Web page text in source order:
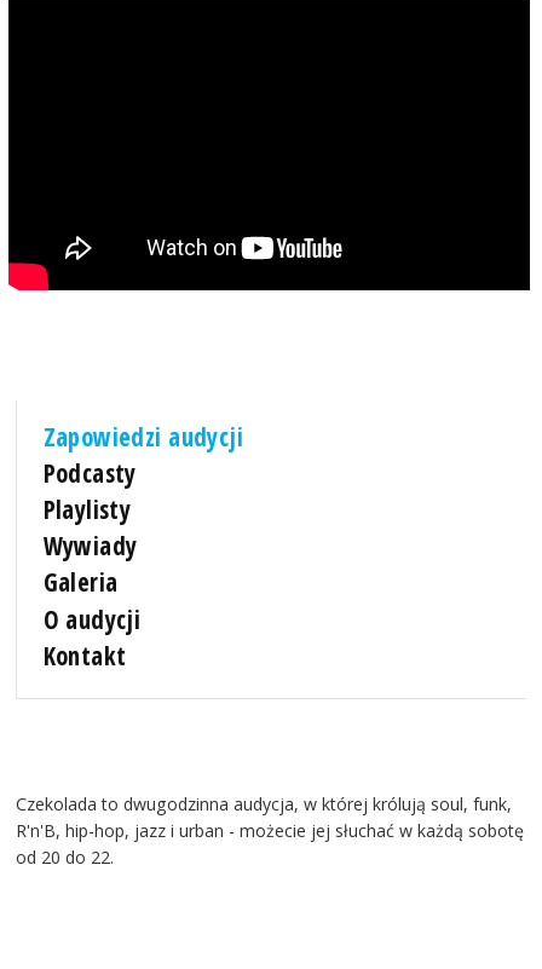
Zapowiedzi audycji
Podcasty
Playlisty
Wywiady
Galeria
O audycji
Kontakt
Czekolada to dwugodzinna audycja, w której królują soul, funk,
R'n'B, hip-hop, jazz i urban - możecie jej słuchać w każdą sobotę
od 20 do 22.